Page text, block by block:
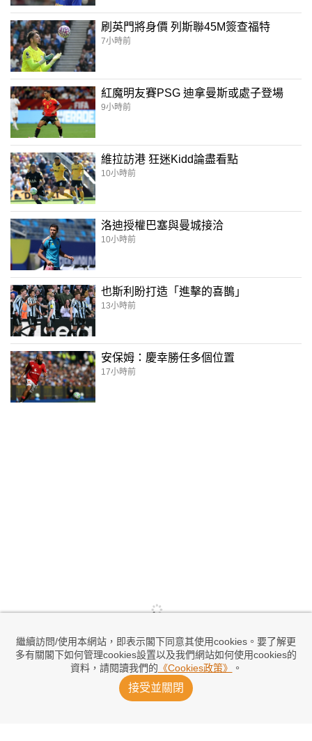
繼續訪問/使用本網站，即表示閣下同意其使用cookies。要了解更
多有關閣下如何管理cookies設置以及我們網站如何使用cookies的
資料，請閱讀我們的 《Cookies政策》 。
接受並關閉
刷英門將身價 列斯聯45M簽查福特
7小時前
紅魔明友賽PSG 迪拿曼斯或處子登場
9小時前
維拉訪港 狂迷Kidd論盡看點
10小時前
洛迪授權巴塞與曼城接洽
10小時前
也斯利盼打造「進擊的喜鵲」
13小時前
安保姆：慶幸勝任多個位置
17小時前